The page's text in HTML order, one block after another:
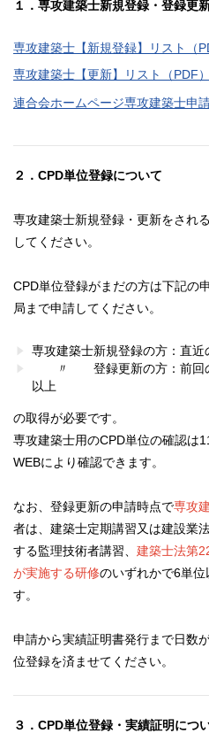
１．専攻建築士新規登録・登録更
専攻建築士【新規登録】リスト（
専攻建築士【更新】リスト（PDF）
連合会ホームページ専攻建築士申
２．CPD単位登録について
専攻建築士新規登録・更新をされ
してください。
CPD単位登録がまだの方は下記の
局まで申請してください。
専攻建築士新規登録の方：直
〃 登録更新の方：前回の
以上
の取得が必要です。
専攻建築士用のCPD単位の確認は
WEBにより確認できます。
なお、登録更新の申請時点で専攻
者は、建築士定期講習又は建設業
する監理技術者講習、 建築士法第
が実施する研修のいずれかで6単
す。
申請から実績証明書発行まで日数
位登録を済ませてください。
３．CPD単位登録・実績証明につ